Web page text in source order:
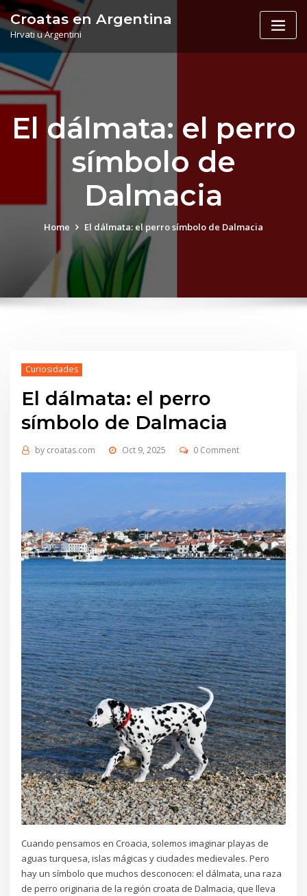
Skip
to
content
Croatas en Argentina
Hrvati u Argentini
El dálmata: el perro
símbolo de
Dalmacia
Home El dálmata: el perro símbolo de Dalmacia
Curiosidades
El dálmata: el perro
símbolo de Dalmacia
by croatas.com Oct 9, 2025 0 Comment
Cuando pensamos en Croacia, solemos imaginar playas de
aguas turquesa, islas mágicas y ciudades medievales. Pero
hay un símbolo que muchos desconocen: el dálmata, una raza
de perro originaria de la región croata de Dalmacia, que lleva